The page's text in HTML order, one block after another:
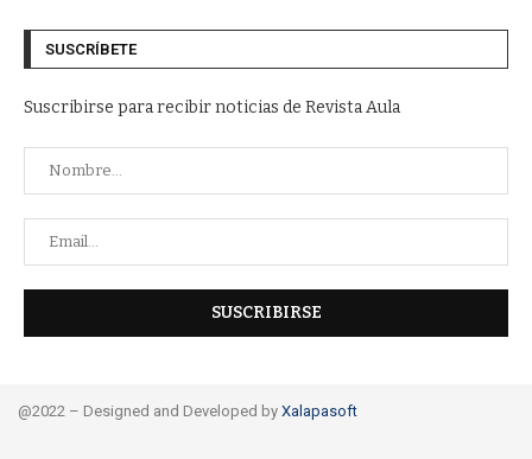
SUSCRÍBETE
Suscribirse para recibir noticias de Revista Aula
@2022 – Designed and Developed by Xalapasoft